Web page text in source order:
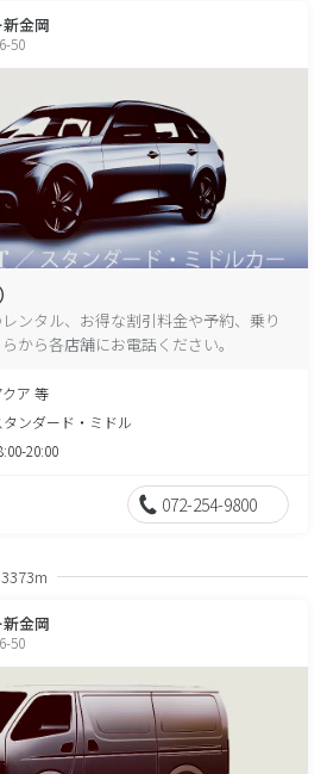
金岡
50
ンタル、お得な割引料金や予約、乗り
から各店舗にお電話ください。
クア 等
タンダード・ミドル
20:00
072-254-9800
3373m
金岡
50